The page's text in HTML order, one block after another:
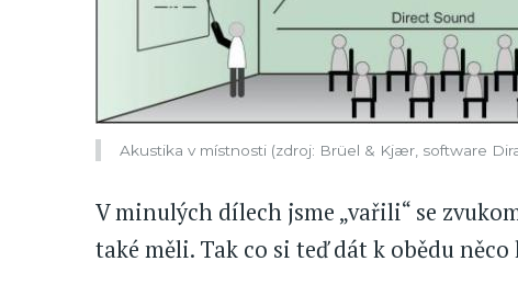
Akustika v místnosti (zdroj: Brüel & Kjær, software
V minulých dílech jsme „vařili“ se
také měli. Tak co si teď dát k obědu